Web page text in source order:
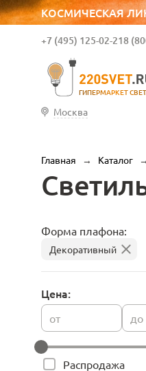
КОСМИЧЕСКАЯ
ГИПЕРМАРКЕТ
+7 (495) 125-02-218
Москва
Главная → Каталог →
Форма плафона:
Декоративный
Цена:
от до
Распродажа